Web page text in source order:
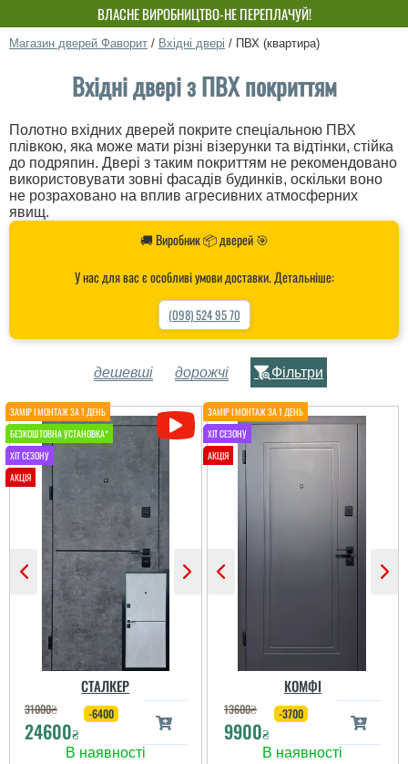
ВЛАСНЕ ВИРОБНИЦТВО-НЕ ПЕРЕПЛАЧУЙ!
Магазин дверей Фаворит / Вхідні двері / ПВХ (квартира)
Вхідні двері з ПВХ покриттям
Полотно вхідних дверей покрите спеціальною ПВХ
плівкою, яка може мати різні візерунки та відтінки, стійка
до подряпин. Двері з таким покриттям не рекомендовано
використовувати зовні фасадів будинків, оскільки воно
не розраховано на вплив агресивних атмосферних
явищ.
🚚 Виробник 📦 дверей 🎯
У нас для вас є особливі умови доставки. Детальніше:
(098) 524 95 70
дешевші дорожчі Фільтри
СТАЛКЕР
31000₴
24600₴
-6400
КОМФІ
13600₴
9900₴
-3700